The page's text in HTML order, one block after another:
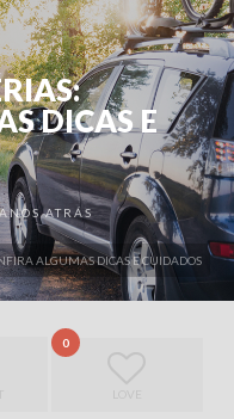
ALGUMAS DICAS E CUIDADOS
DICAS E
ATRÁS
0